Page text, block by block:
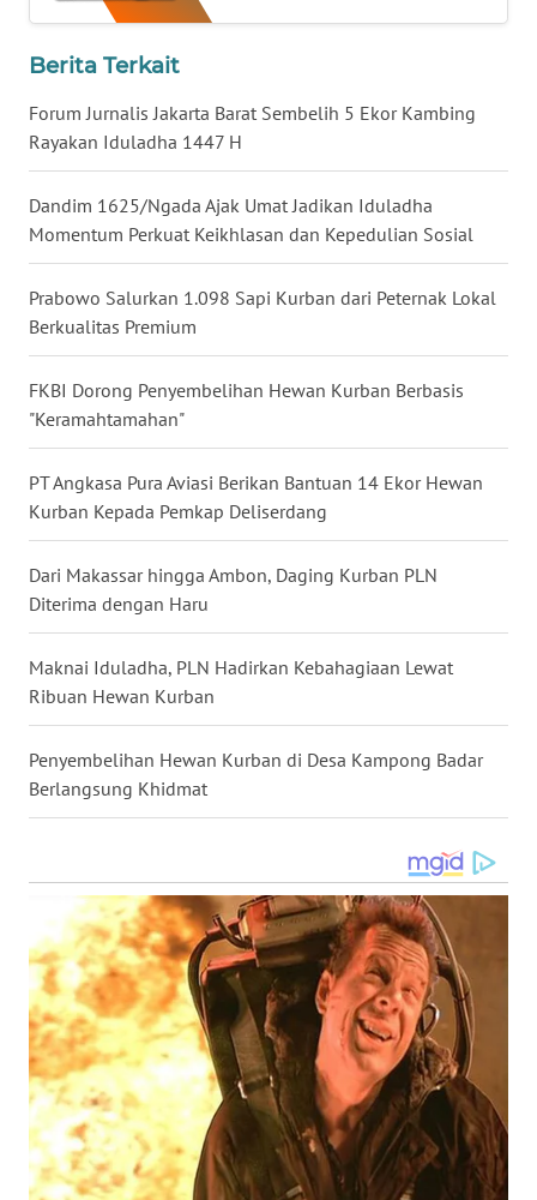
Berita Terkait
Forum Jurnalis Jakarta Barat Sembelih 5 Ekor Kambing
Rayakan Iduladha 1447 H
Dandim 1625/Ngada Ajak Umat Jadikan Iduladha
Momentum Perkuat Keikhlasan dan Kepedulian Sosial
Prabowo Salurkan 1.098 Sapi Kurban dari Peternak Lokal
Berkualitas Premium
FKBI Dorong Penyembelihan Hewan Kurban Berbasis
"Keramahtamahan"
PT Angkasa Pura Aviasi Berikan Bantuan 14 Ekor Hewan
Kurban Kepada Pemkap Deliserdang
Dari Makassar hingga Ambon, Daging Kurban PLN
Diterima dengan Haru
Maknai Iduladha, PLN Hadirkan Kebahagiaan Lewat
Ribuan Hewan Kurban
Penyembelihan Hewan Kurban di Desa Kampong Badar
Berlangsung Khidmat
KALTARA
WN
KALSEL
KALTIM
WN
SULSEL
WN
GORONTALO
WN
SULUT
WN
MALUKU
WN
MALUT
WN
DAIRI
TOBA
WN
NIAS
WN
LANGKAT
WN
TAPANULI
SELATAN